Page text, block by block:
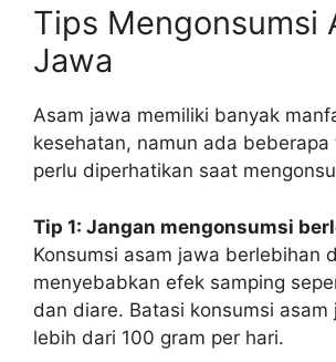
Tips Mengonsumsi
Jawa
Asam jawa memiliki banyak
kesehatan, namun ada beberapa
perlu diperhatikan saat
Tip 1: Jangan mengonsumsi
Konsumsi asam jawa berlebihan
menyebabkan efek samping
dan diare. Batasi konsumsi
lebih dari 100 gram per hari.